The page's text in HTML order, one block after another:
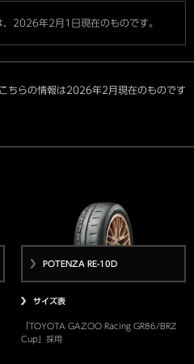
、2026年2月1日現在のものです。
こちらの情報は2026年2月現在のものです
POTENZA RE-10D
サイズ表
「TOYOTA GAZOO Racing GR86/BRZ
Cup」採用